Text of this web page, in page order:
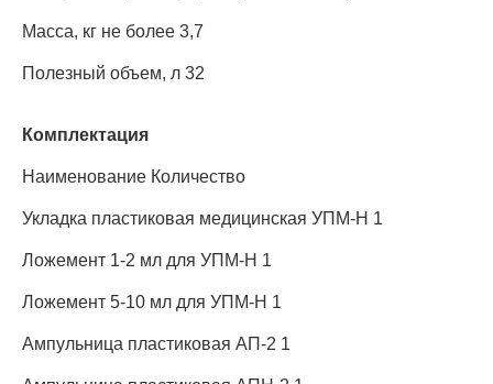
Масса, кг не более 3,7
Полезный объем, л 32
Комплектация
Наименование Количество
Укладка пластиковая медицинская УПМ-Н 1
Ложемент 1-2 мл для УПМ-Н 1
Ложемент 5-10 мл для УПМ-Н 1
Ампульница пластиковая АП-2 1